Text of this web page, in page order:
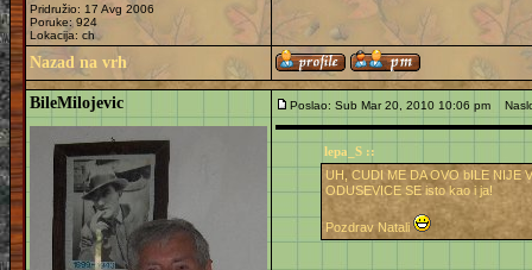
Pridružio: 17 Avg 2006
Poruke: 924
Lokacija: ch
Nazad na vrh
BileMilojevic Poslao: Sub Mar 20, 2010 10:06 pm
lepa_S ::
UH, CUDI ME DA OVO bILE NIJE
ODUSEVICE SE isto kao i ja!
Pozdrav Natali